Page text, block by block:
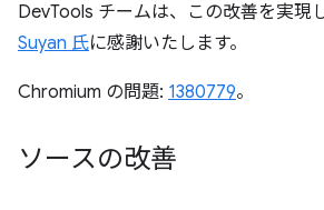
DevTools チームは、この改善を実現
Suyan 氏に感謝いたします。
Chromium の問題: 1380779。
ソースの改善